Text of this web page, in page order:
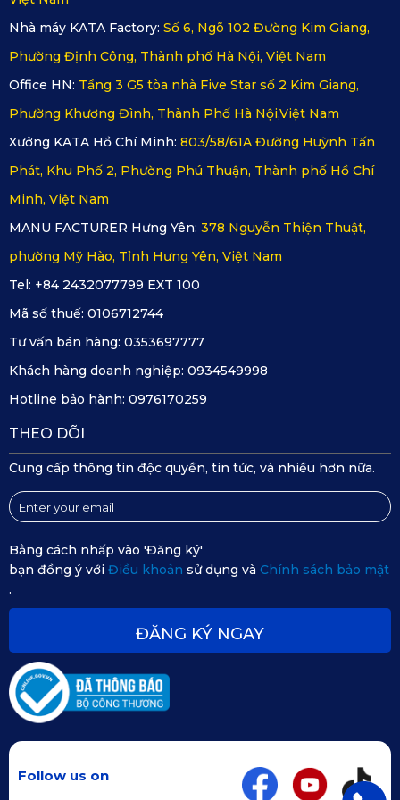
kiện môi trường.
Theo đánh giá từ khách hàng, tuổi thọ của thảm lót sàn
KATA có thể lên đến gần 20 năm. Ngoài ra, do được sản
xuất từ chất liệu cao cấp, nên thảm tuyệt đối an toàn với sức
khỏe, đã được kiểm chứng theo khung tiêu chuẩn châu Âu.
Thảm lót sàn xe hơi Mercedes S Class W223 2022 đến
(Chi tiết lót cốp chỉ từ 1.290.000 vnđ)
Kinh nghiệm mách bạn: Khách lắp thêm lót cốp để tăng khả
năng bảo vệ cho nội thất ô tô, vệ sinh đơn giản hơn, bền đẹp
hơn.
Vệ sinh đơn giản, lắp đặt thuận tiện
Nhà máy KATA Factory: Số 6, Ngõ 102 Đường Kim Giang,
Phường Định Công, Thành phố Hà Nội, Việt Nam
Office HN: Tầng 3 G5 tòa nhà Five Star số 2 Kim Giang,
Phường Khương Đình, Thành Phố Hà Nội,Việt Nam
Xưởng KATA Hồ Chí Minh: 803/58/61A Đường Huỳnh Tấn
Phát, Khu Phố 2, Phường Phú Thuận, Thành phố Hồ Chí
Minh, Việt Nam
MANU FACTURER Hưng Yên: 378 Nguyễn Thiện Thuật,
phường Mỹ Hào, Tỉnh Hưng Yên, Việt Nam
Tel: +84 2432077799 EXT 100
Mã số thuế: 0106712744
Tư vấn bán hàng: 0353697777
Khách hàng doanh nghiệp: 0934549998
Hotline bảo hành: 0976170259
THEO DÕI
Cung cấp thông tin độc quyền, tin tức, và nhiều hơn nữa.
Bằng cách nhấp vào 'Đăng ký'
bạn đồng ý với Điều khoản sử dụng và Chính sách bảo mật
.
ĐĂNG KÝ NGAY
Follow us on